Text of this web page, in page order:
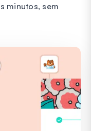
minutos, sem